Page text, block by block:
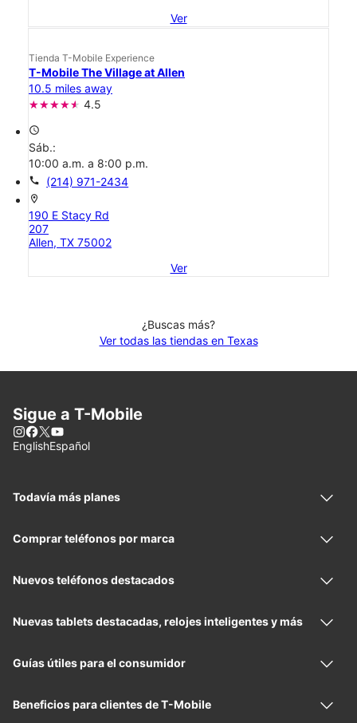
Ver
Tienda T-Mobile Experience
T-Mobile The Village at Allen
10.5 miles away
4.5
access_time
Sáb.:
10:00 a.m. a 8:00 p.m.
call (214) 971-2434
location_on
190 E Stacy Rd
207
Allen, TX 75002
Ver
¿Buscas más?
Ver todas las tiendas en Texas